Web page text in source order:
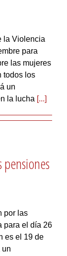
la Violencia
para
las mujeres
todos los
un
la lucha [...]
por las
para el día 26
es el 19 de
un